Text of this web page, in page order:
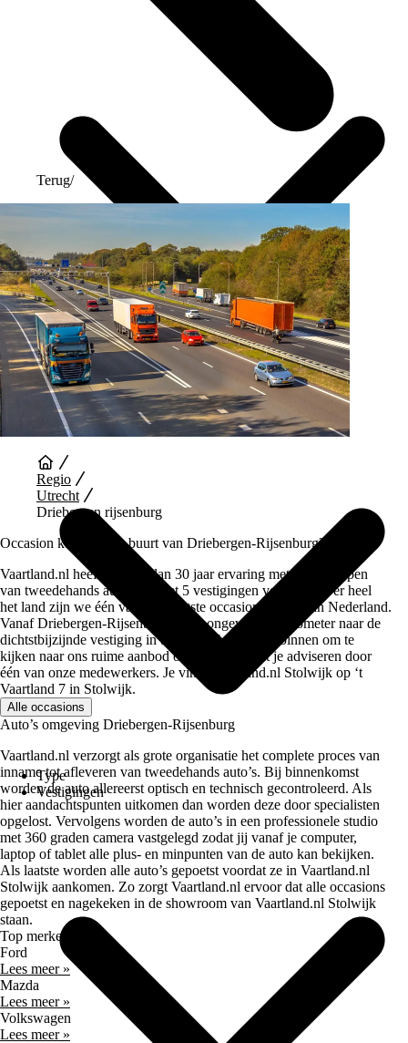
Auto Diensten
Type
Vestigingen
Terug/
Regio
Utrecht
Driebergen rijsenburg
Occasion kopen in de buurt van Driebergen-Rijsenburg?
Vaartland.nl heeft al meer dan 30 jaar ervaring met het verkopen
van tweedehands auto’s en met 5 vestigingen verspreid over heel
het land zijn we één van de grootste occasiondealers van Nederland.
Vanaf Driebergen-Rijsenburg is het ongeveer 60 kilometer naar de
dichtstbijzijnde vestiging in Stolwijk. Loop eens binnen om te
kijken naar ons ruime aanbod occasions en laat je adviseren door
één van onze medewerkers. Je vindt Vaartland.nl Stolwijk op ‘t
Vaartland 7 in Stolwijk.
Alle occasions
Auto’s omgeving Driebergen-Rijsenburg
Vaartland.nl verzorgt als grote organisatie het complete proces van
inname tot afleveren van tweedehands auto’s. Bij binnenkomst
worden de auto allereerst optisch en technisch gecontroleerd. Als
hier aandachtspunten uitkomen dan worden deze door specialisten
opgelost. Vervolgens worden de auto’s in een professionele studio
met 360 graden camera vastgelegd zodat jij vanaf je computer,
laptop of tablet alle plus- en minpunten van de auto kan bekijken.
Als laatste worden alle auto’s gepoetst voordat ze in Vaartland.nl
Stolwijk aankomen. Zo zorgt Vaartland.nl ervoor dat alle occasions
gepoetst en nagekeken in de showroom van Vaartland.nl Stolwijk
staan.
Top merken
Ford
Lees meer »
Mazda
Lees meer »
Volkswagen
Lees meer »